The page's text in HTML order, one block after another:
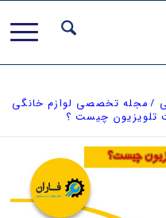
/ مجله تخصصی لوازم خانگی
تلویزیون چیست ؟